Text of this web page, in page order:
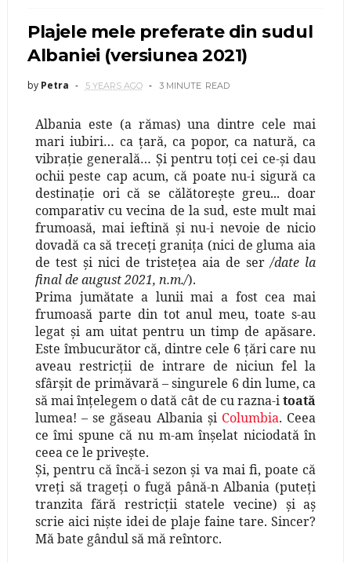
Plajele mele preferate din sudul
Albaniei (versiunea 2021)
by Petra 5 YEARS AGO 3 MINUTE READ
Albania este (a rămas) una dintre cele mai
mari iubiri… ca ţară, ca popor, ca natură, ca
vibraţie generală… Şi pentru toţi cei ce-şi dau
ochii peste cap acum, că poate nu-i sigură ca
destinaţie ori că se călătoreşte greu... doar
comparativ cu vecina de la sud, este mult mai
frumoasă, mai ieftină şi nu-i nevoie de nicio
dovadă ca să treceţi graniţa (nici de gluma aia
de test şi nici de tristeţea aia de ser/date la
final de august 2021, n.m./).
Prima jumătate a lunii mai a fost cea mai
frumoasă parte din tot anul meu, toate s-au
legat şi am uitat pentru un timp de apăsare.
Este îmbucurător că, dintre cele 6 ţări care nu
aveau restricţii de intrare de niciun fel la
sfârşit de primăvară – singurele 6 din lume, ca
să mai înţelegem o dată cât de cu razna-itoată
lumea! – se găseau Albania şi Columbia. Ceea
ce îmi spune că nu m-am înşelat niciodată în
ceea ce le priveşte.
Şi, pentru că încă-i sezon şi va mai fi, poate că
vreţi să trageţi o fugă până-n Albania (puteţi
tranzita fără restricţii statele vecine) şi aş
scrie aici nişte idei de plaje faine tare. Sincer?
Mă bate gândul să mă reîntorc.